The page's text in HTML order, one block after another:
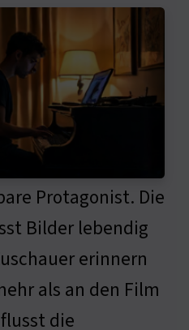
Protagonist. Die
Bilder lebendig
erinnern
als an den Film
die